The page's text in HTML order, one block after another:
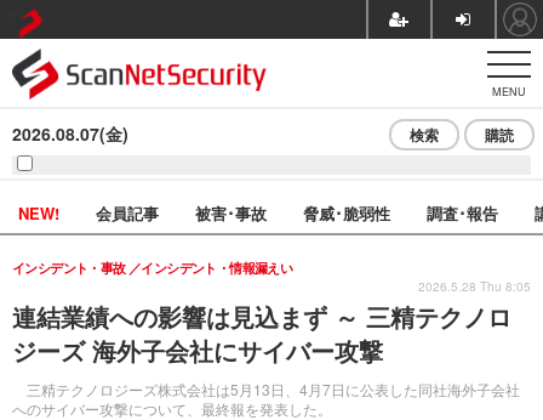
MENU
2026.08.07(金) 検索 購読
NEW! 会員記事 被害･事故 脅威･脆弱性 調査･報告
連結業績への影響は見込まず ～ 三精テクノロ
ジーズ 海外子会社にサイバー攻撃
三精テクノロジーズ株式会社は5月13日、4月7日に公表した同社海外子会社
へのサイバー攻撃について、最終報を発表した。
インシデント・事故 インシデント・情報漏えい
2026.5.28 Thu 8:05